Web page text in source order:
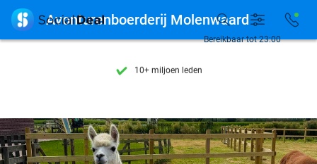
7 dagen per week beschikbaar
10+ miljoen leden
7 dagen per week beschikbaar
Bereikbaar tot 23:00
 Avonturenboerderij Molenwaard